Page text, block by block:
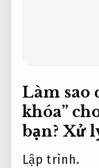
Làm sao
khóa”
bạn? Xử
Lập trình.